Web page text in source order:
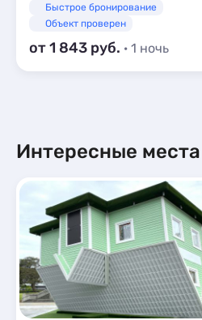
Быстрое бронирование
Объект проверен
от 1 843 · 1 ночь
Интересные